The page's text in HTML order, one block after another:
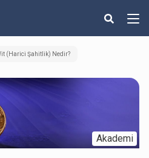
(Harici Şahitlik) Nedir?
Akademi